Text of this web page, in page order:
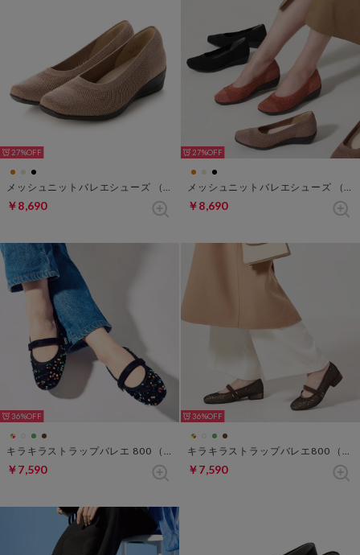
27%
メッシュニットバレエシューズ （ベージュ）
￥8,690
27%
メッシュニットバレエシューズ （マンダリン）
￥8,690
36%
キラキラストラップバレエ 800 （ブラックマルチ）
￥7,590
36%
キラキラストラップバレエ800 （ラメブラウン）
￥7,590